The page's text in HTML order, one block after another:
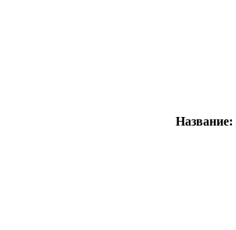
Название: